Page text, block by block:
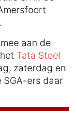
aan de
Tata Steel
zaterdag en
SGA-ers daar